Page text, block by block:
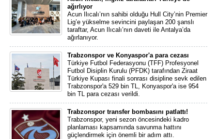
ağırlıyor
Acun Ilıcalı’nın sahibi olduğu Hull City’nin Premier
Lig’e yükselme sevincini paylaşan 200 şanslı
taraftar, Acun Ilıcalı’nın daveti ile Antalya’da
ağırlanıyor.
Trabzonspor ve Konyaspor'a para cezası
Türkiye Futbol Federasyonu (TFF) Profesyonel
Futbol Disiplin Kurulu (PFDK) tarafından Ziraat
Türkiye Kupası finali sonrası disipline sevk edilen
Trabzonspor'a 529 bin TL, Konyaspor'a ise 954
bin TL para cezası verildi.
Trabzonspor transfer bombasını patlattı!
Trabzonspor, yeni sezon öncesindeki kadro
planlaması kapsamında savunma hattını
güçlendirmek için önemli bir adım attı.